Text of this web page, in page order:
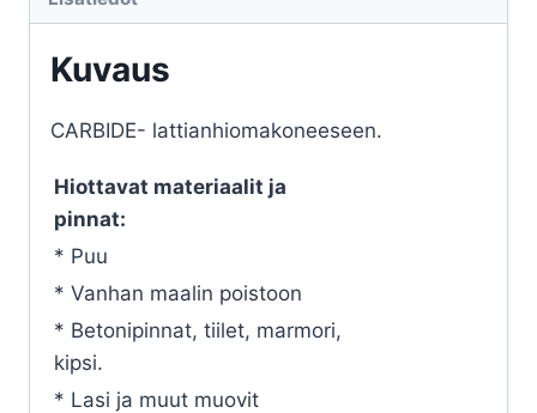
Kuvaus
CARBIDE- lattianhiomakoneeseen.
Hiottavat materiaalit ja
pinnat:
* Puu
* Vanhan maalin poistoon
* Betonipinnat, tiilet, marmori,
kipsi.
* Lasi ja muut muovit